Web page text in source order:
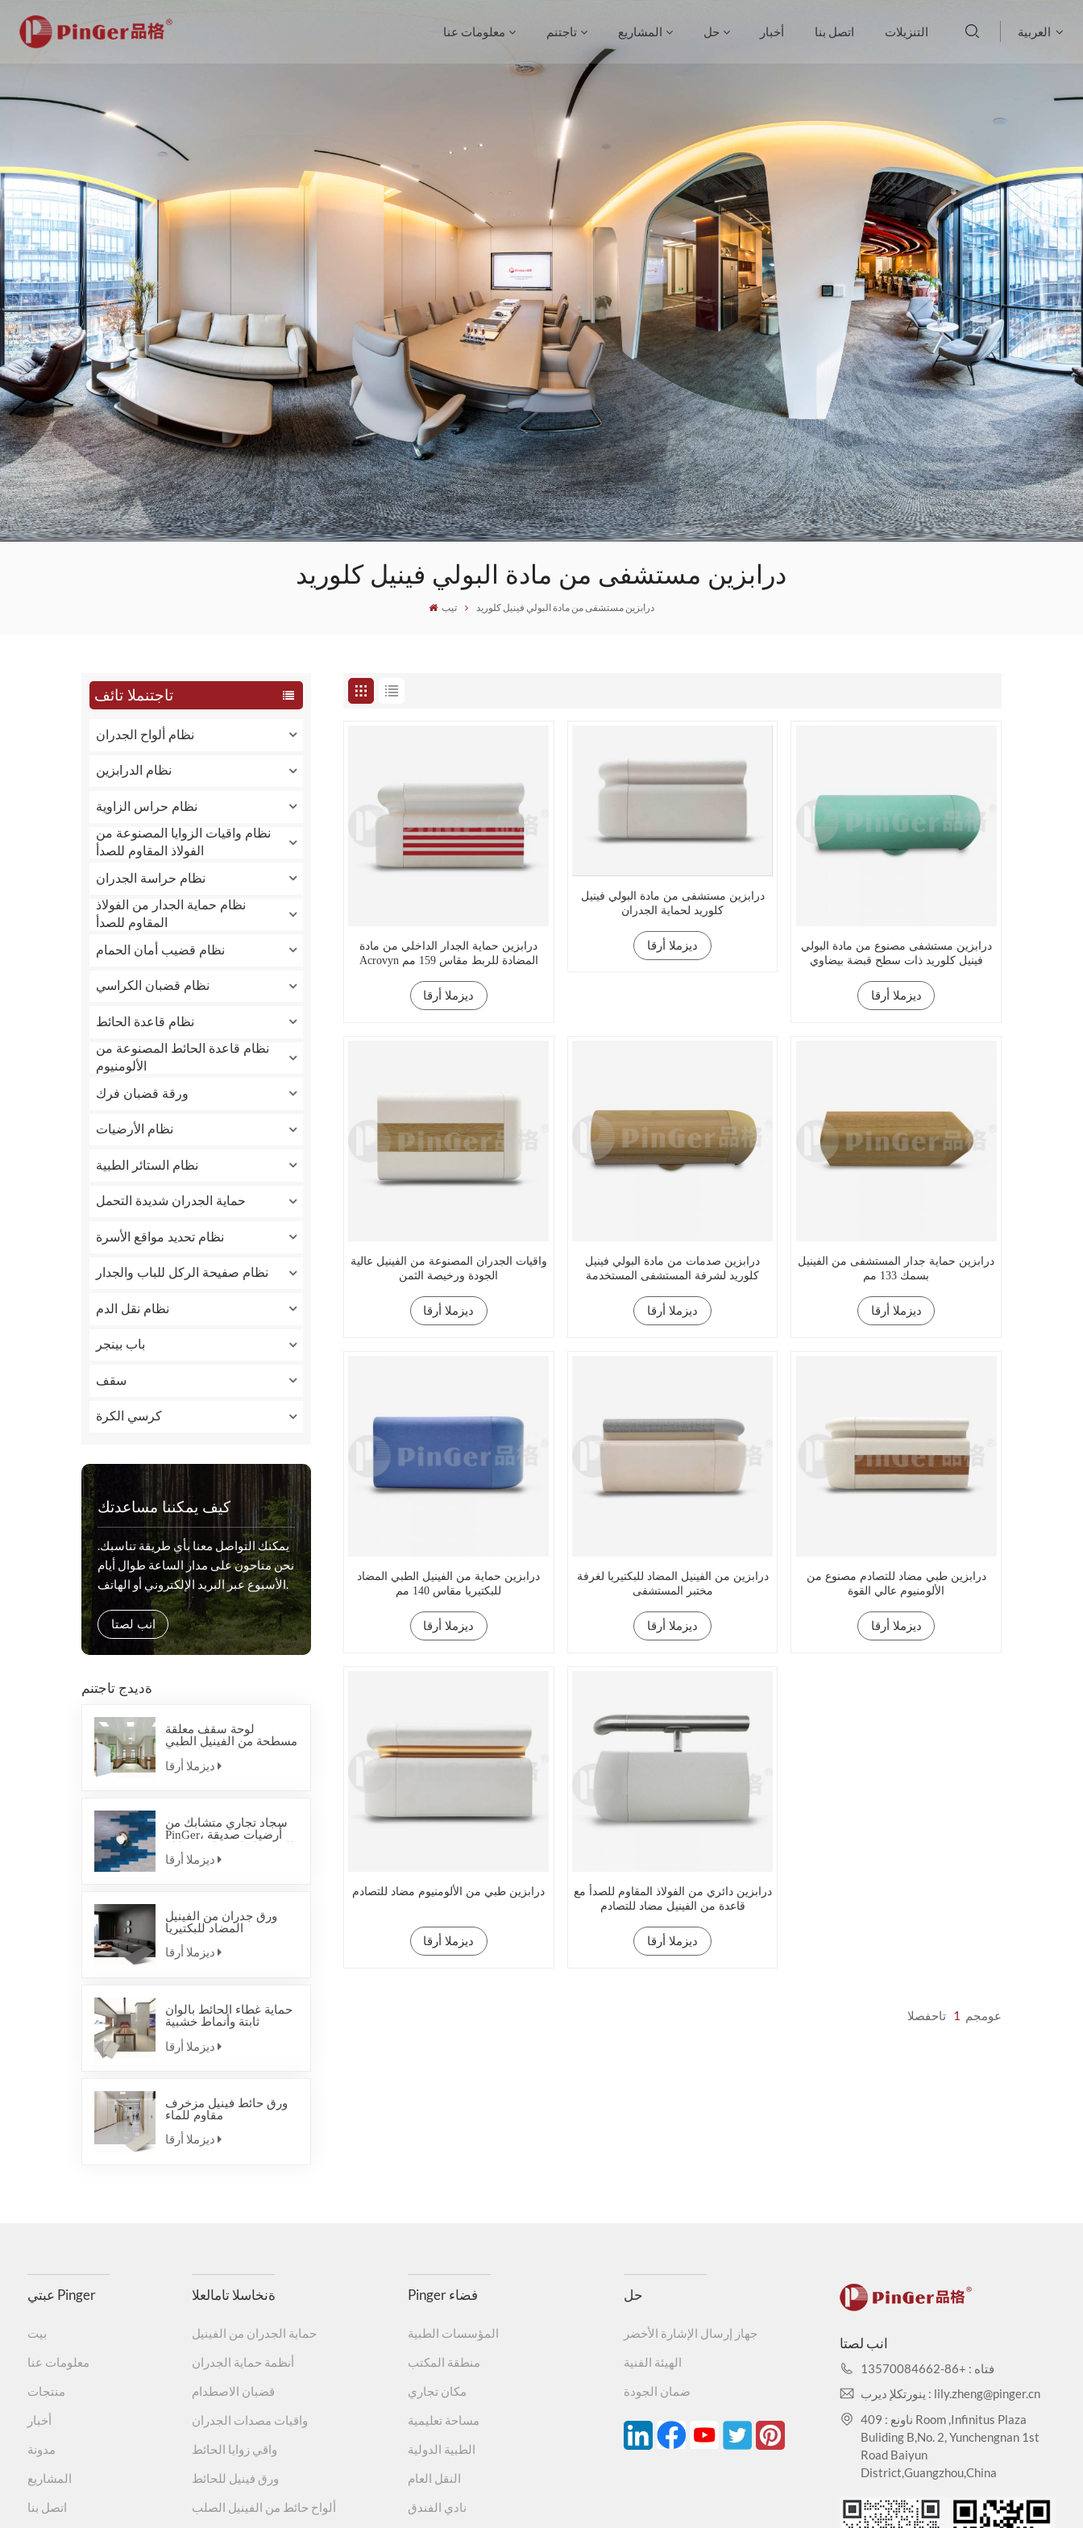
معلومات عنا تاجتنم المشاريع حل أخبار اتصل بنا التنزيلات العربية
Deutsch
русский
italiano
español
português
العربية
한국의
Tiếng việt
Indonesia
中文
درابزين مستشفى من مادة البولي فينيل كلوريد
تيب درابزين مستشفى من مادة البولي فينيل كلوريد
تاجتنملا تائف
نظام ألواح الجدران
نظام الدرابزين
نظام حراس الزاوية
نظام واقيات الزوايا المصنوعة من
الفولاذ المقاوم للصدأ
نظام حراسة الجدران
نظام حماية الجدار من الفولاذ
المقاوم للصدأ
نظام قضيب أمان الحمام
نظام قضبان الكراسي
نظام قاعدة الحائط
نظام قاعدة الحائط المصنوعة من
الألومنيوم
ورقة قضبان فرك
نظام الأرضيات
نظام الستائر الطبية
حماية الجدران شديدة التحمل
نظام تحديد مواقع الأسرة
نظام صفيحة الركل للباب والجدار
نظام نقل الدم
باب بينجر
سقف
كرسي الكرة
كيف يمكننا مساعدتك
يمكنك التواصل معنا بأي طريقة تناسبك.
نحن متاحون على مدار الساعة طوال أيام
الأسبوع عبر البريد الإلكتروني أو الهاتف.
انب لصتا
ةديدج تاجتنم
لوحة سقف معلقة
مسطحة من الفينيل الطبي
المضاد للبكتيريا
ديزملا أرقا
سجاد تجاري متشابك من
PinGer، أرضيات صديقة
ديزملا أرقا
ورق جدران من الفينيل
المضاد للبكتيريا
ديزملا أرقا
حماية غطاء الحائط بألوان
ثابتة وأنماط خشبية
ديزملا أرقا
ورق حائط فينيل مزخرف
مقاوم للماء
ديزملا أرقا
درابزين حماية الجدار الداخلي من مادة
Acrovyn المضادة للربط مقاس 159 مم
ديزملا أرقا
درابزين مستشفى من مادة البولي فينيل
كلوريد لحماية الجدران
ديزملا أرقا
درابزين مستشفى مصنوع من مادة البولي
فينيل كلوريد ذات سطح قبضة بيضاوي
ديزملا أرقا
واقيات الجدران المصنوعة من الفينيل عالية
الجودة ورخيصة الثمن
ديزملا أرقا
درابزين صدمات من مادة البولي فينيل
كلوريد لشرفة المستشفى المستخدمة
ديزملا أرقا
درابزين حماية جدار المستشفى من الفينيل
بسمك 133 مم
ديزملا أرقا
درابزين حماية من الفينيل الطبي المضاد
للبكتيريا مقاس 140 مم
ديزملا أرقا
درابزين من الفينيل المضاد للبكتيريا لغرفة
مختبر المستشفى
ديزملا أرقا
درابزين طبي مضاد للتصادم مصنوع من
الألومنيوم عالي القوة
ديزملا أرقا
درابزين طبي من الألومنيوم مضاد للتصادم
ديزملا أرقا
درابزين دائري من الفولاذ المقاوم للصدأ مع
قاعدة من الفينيل مضاد للتصادم
ديزملا أرقا
عومجم 1 تاحفصلا
عبتي Pinger
بيت
معلومات عنا
منتجات
أخبار
مدونة
المشاريع
اتصل بنا
ةنخاسلا تامالعلا
حماية الجدران من الفينيل
أنظمة حماية الجدران
قضبان الاصطدام
واقيات مصدات الجدران
واقي زوايا الحائط
ورق فينيل للحائط
ألواح حائط من الفينيل الصلب
Pinger فضاء
المؤسسات الطبية
منطقة المكتب
مكان تجاري
مساحة تعليمية
الطبية الدولية
النقل العام
نادي الفندق
حل
جهاز إرسال الإشارة الأخضر
الهيئة الفنية
ضمان الجودة
انب لصتا
فتاه : +86-13570084662
ينورتكلإ ديرب : lily.zheng@pinger.cn
ناونع : 409 Room ,Infinitus Plaza
Buliding B,No. 2, Yunchengnan 1st
Road Baiyun
District,Guangzhou,China